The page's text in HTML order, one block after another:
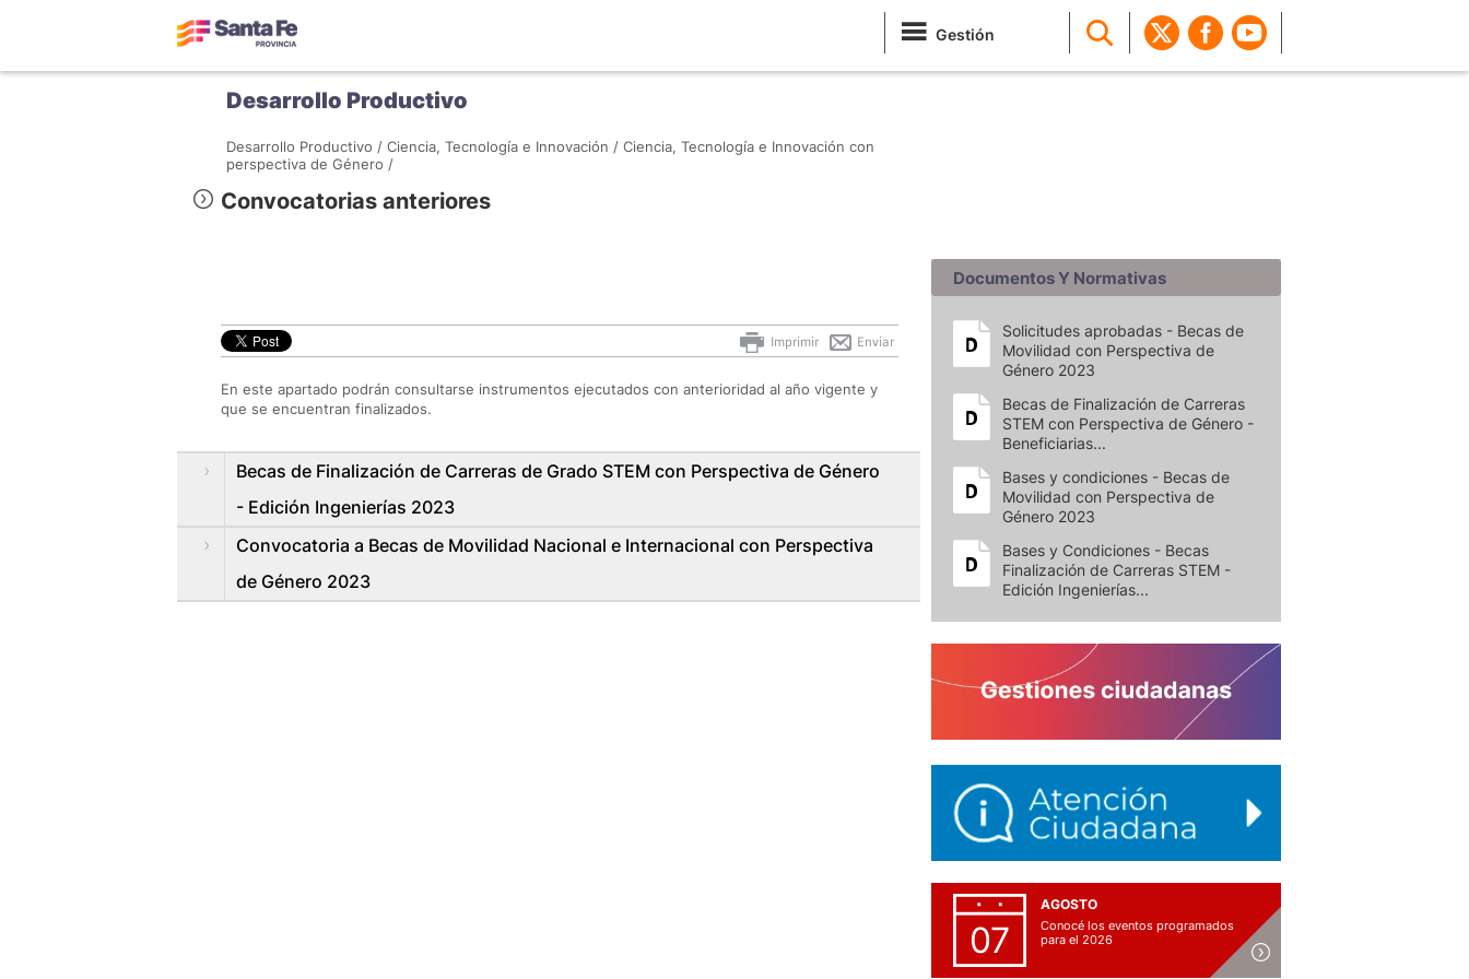
Gestión
Desarrollo Productivo
Desarrollo Productivo / Ciencia, Tecnología e Innovación / Ciencia, Tecnología e Innovación con
perspectiva de Género /
Convocatorias anteriores
Enviar
Imprimir
En este apartado podrán consultarse instrumentos ejecutados con anterioridad al año vigente y
que se encuentran finalizados.
Becas de Finalización de Carreras de Grado STEM con Perspectiva de Género
- Edición Ingenierías 2023
Convocatoria a Becas de Movilidad Nacional e Internacional con Perspectiva
de Género 2023
Documentos Y Normativas
Solicitudes aprobadas - Becas de
Movilidad con Perspectiva de
Género 2023
Becas de Finalización de Carreras
STEM con Perspectiva de Género -
Beneficiarias...
Bases y condiciones - Becas de
Movilidad con Perspectiva de
Género 2023
Bases y Condiciones - Becas
Finalización de Carreras STEM -
Edición Ingenierías...
07
AGOSTO
Conocé los eventos programados
para el 2026